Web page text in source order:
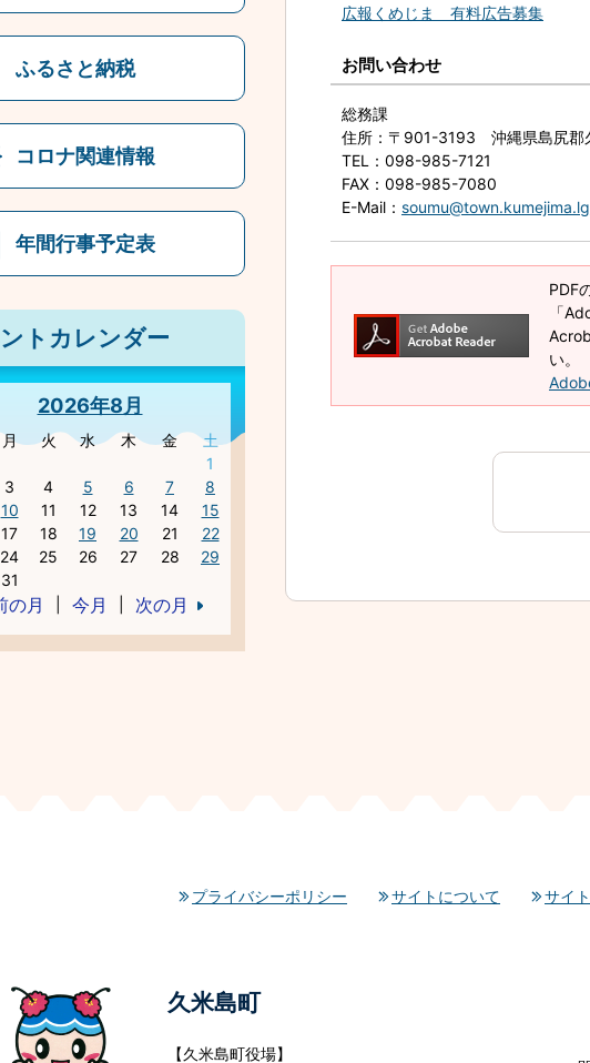
広報くめじま 有料広告募集
お問い合わせ
総務課
住所 ：〒901-3193 沖縄県島尻郡
TEL
：098-985-7121
FAX ：098-985-7080
E-Mail ：
PDF
「
い。
ふるさと納税
コロナ関連情報
年間行事予定表
トカレンダー
2026年8月
月 火 水 木 金
土
1
3 4 5 6 7
8
10 11 12 13 14
15
17 18 19 20 21
22
24 25 26 27 28
29
31
の月 今月 次の月
プライバシーポリシー サイトについて サイ
久米島町
【久米島町役場】